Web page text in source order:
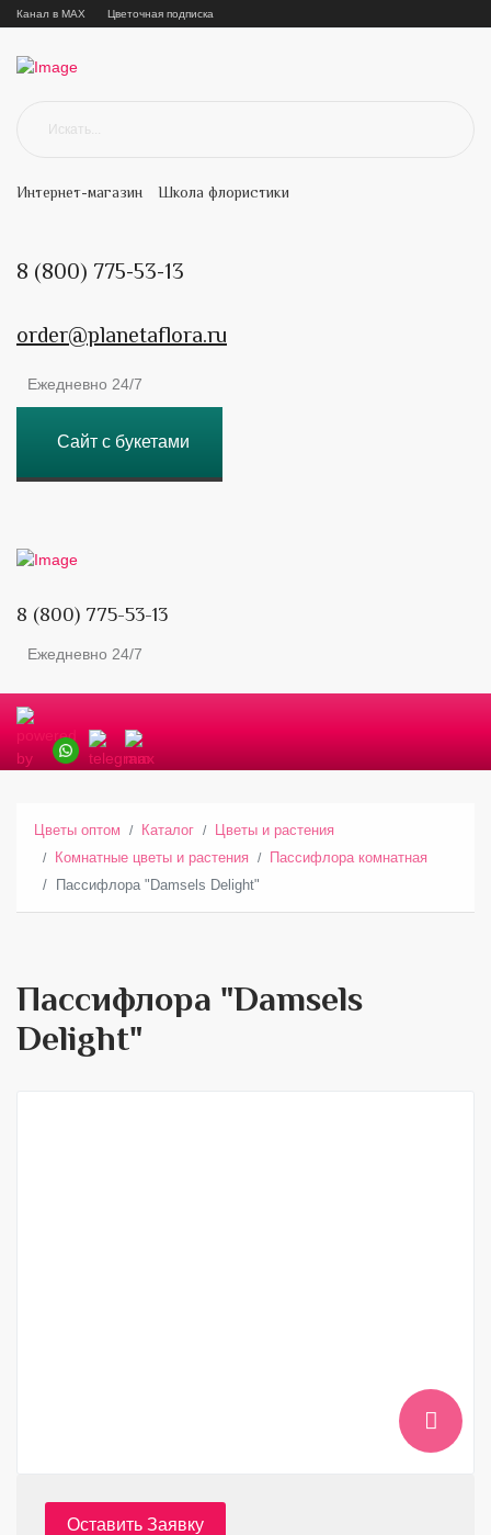
Канал в MAX Цветочная подписка
Интернет-магазин Школа флористики
8 (800) 775-53-13
order@planetaflora.ru
Ежедневно 24/7
Сайт с букетами
8 (800) 775-53-13
Ежедневно 24/7
Цветы оптом Каталог
Цветы и растения
Комнатные цветы и растения
Пассифлора комнатная
Пассифлора "Damsels Delight"
Пассифлора "Damsels
Delight"
Оставить Заявку